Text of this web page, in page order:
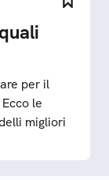
per il
le
migliori